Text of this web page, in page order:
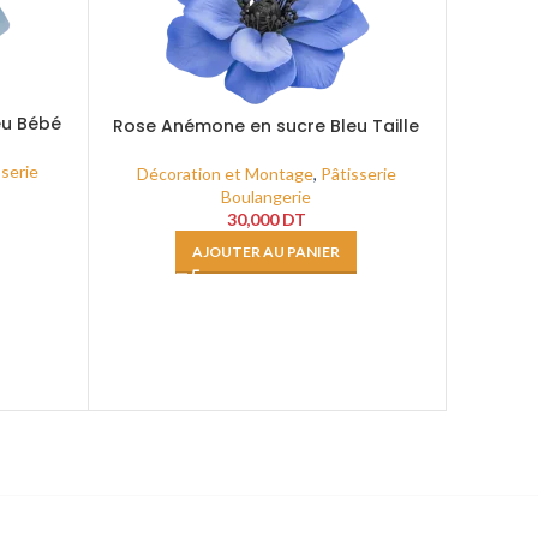
Bébé
Rose Anémone en sucre Bleu Taille
Décoration et Montage, Pâtisserie
Boulangerie
30,000DT
AJOUTER AU PANIER